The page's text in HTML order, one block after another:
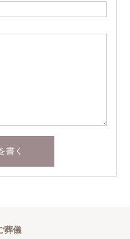
葬儀